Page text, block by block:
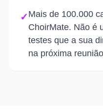
✓ Mais de 100.000
ChoirMate. Não é
testes que a sua
na próxima